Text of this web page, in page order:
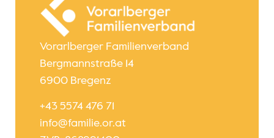
Vorarlberger Familienverband
Bergmannstraße 14
6900 Bregenz
+43 5574 476 71
info@familie.or.at